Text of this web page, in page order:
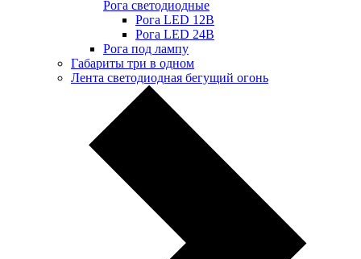
Рога светодиодные
Рога LED 12В
Рога LED 24В
Рога под лампу
Габариты три в одном
Лента светодиодная бегущий огонь